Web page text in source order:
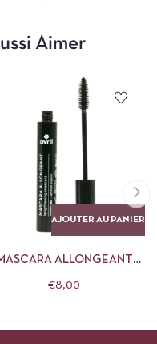
Aimer
AJOUTER AU PANIER
ALLONGEANT
€8,00